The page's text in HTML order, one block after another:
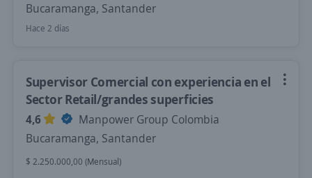
Bucaramanga, Santander
Hace 2 días
Supervisor Comercial con experiencia en el
Sector Retail/grandes superficies
4,6
Manpower Group Colombia
Bucaramanga, Santander
$ 2.250.000,00 (Mensual)